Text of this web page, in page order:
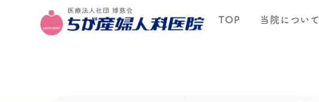
TOP 当院について